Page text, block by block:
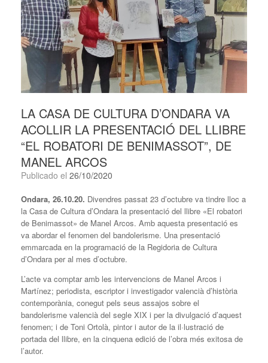
LA CASA DE CULTURA D’ONDARA VA
ACOLLIR LA PRESENTACIÓ DEL LLIBRE
“EL ROBATORI DE BENIMASSOT”, DE
MANEL ARCOS
Publicado el 26/10/2020
Ondara, 26.10.20. Divendres passat 23 d’octubre va tindre lloc a
la Casa de Cultura d’Ondara la presentació del llibre «El robatori
de Benimassot» de Manel Arcos. Amb aquesta presentació es
va abordar el fenomen del bandolerisme. Una presentació
emmarcada en la programació de la Regidoria de Cultura
d’Ondara per al mes d’octubre.
L’acte va comptar amb les intervencions de Manel Arcos i
Martínez; periodista, escriptor i investigador valencià d’història
contemporània, conegut pels seus assajos sobre el
bandolerisme valencià del segle XIX i per la divulgació d’aquest
fenomen; i de Toni Ortolà, pintor i autor de la il·lustració de
portada del llibre, en la cinquena edició de l’obra més exitosa de
l’autor.